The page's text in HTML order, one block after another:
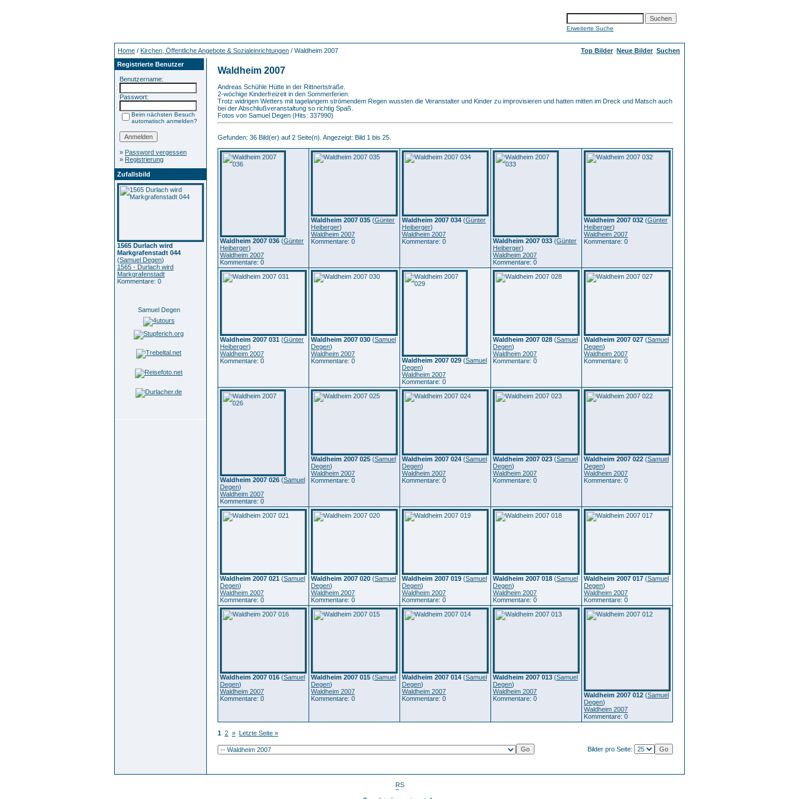
Erweiterte Suche
Home / Kirchen, Öffentliche Angebote & Sozialeinrichtungen / Waldheim 2007 Top Bilder Neue Bilder Suchen
Registrierte Benutzer
Benutzername:
Passwort:
Beim nächsten Besuch
automatisch anmelden?
» Password vergessen
» Registrierung
Zufallsbild
1565 Durlach wird
Markgrafenstadt 044
(Samuel Degen)
1565 - Durlach wird
Markgrafenstadt
Kommentare: 0
Samuel Degen
Waldheim 2007
Andreas Schühle Hütte in der Rittnertstraße.
2-wöchige Kinderfreizeit in den Sommerferien.
Trotz widrigen Wetters mit tagelangem strömendem Regen wussten die Veranstalter und Kinder zu improvisieren und hatten mitten im Dreck und Matsch auch
bei der Abschliußveranstaltung so richtig Spaß.
Fotos von Samuel Degen (Hits: 337990)
Gefunden: 36 Bild(er) auf 2 Seite(n). Angezeigt: Bild 1 bis 25.
Waldheim 2007 036 (Günter
Heiberger)
Waldheim 2007
Kommentare: 0
Waldheim 2007 035 (Günter
Heiberger)
Waldheim 2007
Kommentare: 0
Waldheim 2007 034 (Günter
Heiberger)
Waldheim 2007
Kommentare: 0
Waldheim 2007 033 (Günter
Heiberger)
Waldheim 2007
Kommentare: 0
Waldheim 2007 032 (Günter
Heiberger)
Waldheim 2007
Kommentare: 0
Waldheim 2007 031 (Günter
Heiberger)
Waldheim 2007
Kommentare: 0
Waldheim 2007 030 (Samuel
Degen)
Waldheim 2007
Kommentare: 0
Waldheim 2007 029 (Samuel
Degen)
Waldheim 2007
Kommentare: 0
Waldheim 2007 028 (Samuel
Degen)
Waldheim 2007
Kommentare: 0
Waldheim 2007 027 (Samuel
Degen)
Waldheim 2007
Kommentare: 0
Waldheim 2007 026 (Samuel
Degen)
Waldheim 2007
Kommentare: 0
Waldheim 2007 025 (Samuel
Degen)
Waldheim 2007
Kommentare: 0
Waldheim 2007 024 (Samuel
Degen)
Waldheim 2007
Kommentare: 0
Waldheim 2007 023 (Samuel
Degen)
Waldheim 2007
Kommentare: 0
Waldheim 2007 022 (Samuel
Degen)
Waldheim 2007
Kommentare: 0
Waldheim 2007 021 (Samuel
Degen)
Waldheim 2007
Kommentare: 0
Waldheim 2007 020 (Samuel
Degen)
Waldheim 2007
Kommentare: 0
Waldheim 2007 019 (Samuel
Degen)
Waldheim 2007
Kommentare: 0
Waldheim 2007 018 (Samuel
Degen)
Waldheim 2007
Kommentare: 0
Waldheim 2007 017 (Samuel
Degen)
Waldheim 2007
Kommentare: 0
Waldheim 2007 016 (Samuel
Degen)
Waldheim 2007
Kommentare: 0
Waldheim 2007 015 (Samuel
Degen)
Waldheim 2007
Kommentare: 0
Waldheim 2007 014 (Samuel
Degen)
Waldheim 2007
Kommentare: 0
Waldheim 2007 013 (Samuel
Degen)
Waldheim 2007
Kommentare: 0
Waldheim 2007 012 (Samuel
Degen)
Waldheim 2007
Kommentare: 0
1 2 » Letzte Seite »
Bilder pro Seite: